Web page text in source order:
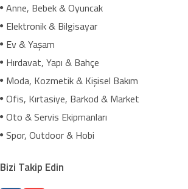
Anne, Bebek & Oyuncak
Elektronik & Bilgisayar
Ev & Yaşam
Hırdavat, Yapı & Bahçe
Moda, Kozmetik & Kişisel Bakım
Ofis, Kırtasiye, Barkod & Market
Oto & Servis Ekipmanları
Spor, Outdoor & Hobi
Bizi Takip Edin